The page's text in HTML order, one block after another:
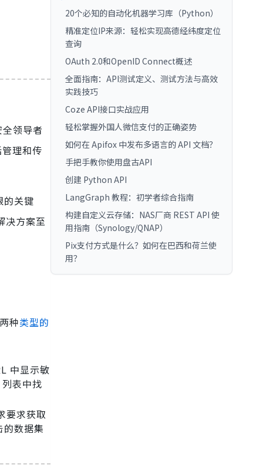
领导者
理和传
的关键
决方案至
种类型的
中显示敏
表中找
要求获取
数据集
20个必知的自动化机器学习库（Python）
精准定位IP来源：轻松实现高德经纬度定位
查询
OAuth 2.0和OpenID Connect概述
全面指南：API测试定义、测试方法与高效
实践技巧
Coze API接口实战应用
轻松掌握外国人微信支付的正确姿势
如何在 Apifox 中发布多语言的 API 文档？
手把手教你使用盘古API
创建 Python API
LangGraph 教程：初学者综合指南
构建自定义云存储：NAS厂商 REST API 使
用指南（Synology/QNAP）
Pix支付方式是什么？如何在巴西和荷兰使
用？